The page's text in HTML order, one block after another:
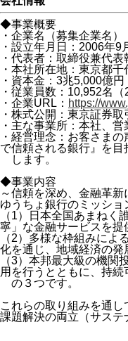
◆事業概要
・企業名（募集企業名
・設立年月日：2006年9
・代表者：取締役兼代
・本社所在地：東京都
・資本金：3兆5,000億円
・従業員数：10,952名
・企業URL： https://
・株式公開：東京証券
・主な事業所：本社、営
・経営理念：お客さま
で信頼される銀行』を目
します。
◆事業内容
～信頼を深め、金融革新
ゆうちょ銀行のミッショ
（1）日本全国あまねく
寧」な金融サービスを提
（2）多様な枠組みによ
化を通じ、地域経済の発
（3）本邦最大級の機関
用を行うとともに、持続
の３つです。
これらの取り組みを通
課題解決の両立（サステ